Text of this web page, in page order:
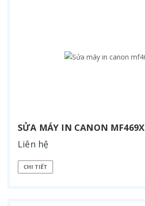
SỬA MÁY IN CANON MF469X
Liên hệ
CHI TIẾT